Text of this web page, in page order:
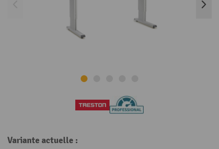
Variante actuelle :